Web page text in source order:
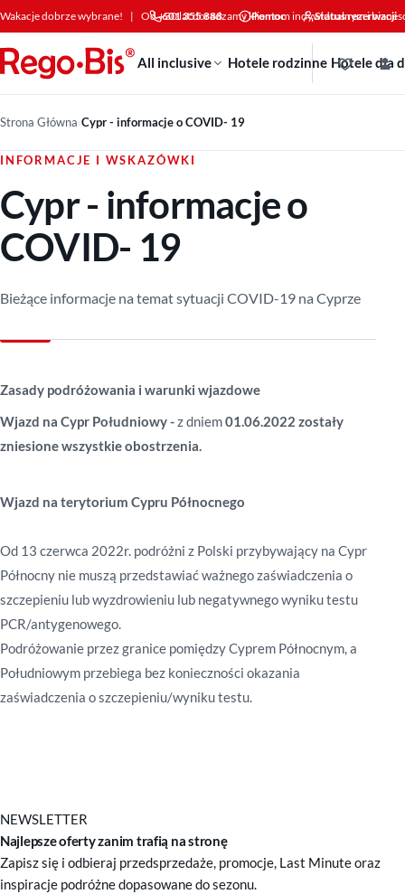
Przejdź do treści
Wakacje dobrze wybrane! | Od +30 lat doradzamy klientom indywidualnym i
601 355 888 Pomoc Status rezerwacji
All inclusive Hotele rodzinne Hotele dla
Strona Główna›Cypr - informacje o COVID- 19
INFORMACJE I WSKAZÓWKI
Cypr - informacje o
COVID- 19
Bieżące informacje na temat sytuacji COVID-19 na Cyprze
Zasady podróżowania i warunki wjazdowe
Wjazd na Cypr Południowy -z dniem01.06.2022 zostały
zniesione wszystkie obostrzenia.
Wjazd na terytorium Cypru Północnego
Od 13 czerwca 2022r. podróżni z Polski przybywający na Cypr
Północny nie muszą przedstawiać ważnego zaświadczenia o
szczepieniu lub wyzdrowieniu lub negatywnego wyniku testu
PCR/antygenowego.
Podróżowanie przez granice pomiędzy Cyprem Północnym, a
Południowym przebiega bez konieczności okazania
zaświadczenia o szczepieniu/wyniku testu.
NEWSLETTER
Najlepsze oferty zanim trafią na stronę
Zapisz się i odbieraj przedsprzedaże, promocje, Last Minute oraz
inspiracje podróżne dopasowane do sezonu.